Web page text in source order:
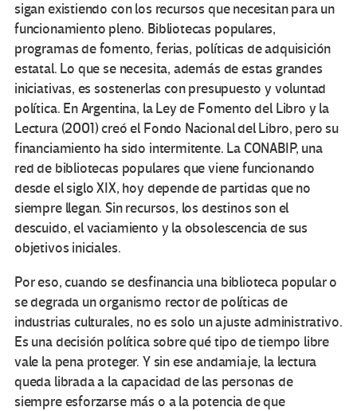
sigan existiendo con los recursos que necesitan para un
funcionamiento pleno. Bibliotecas populares,
programas de fomento, ferias, políticas de adquisición
estatal. Lo que se necesita, además de estas grandes
iniciativas, es sostenerlas con presupuesto y voluntad
política. En Argentina, la Ley de Fomento del Libro y la
Lectura (2001) creó el Fondo Nacional del Libro, pero su
financiamiento ha sido intermitente. La CONABIP, una
red de bibliotecas populares que viene funcionando
desde el siglo XIX, hoy depende de partidas que no
siempre llegan. Sin recursos, los destinos son el
descuido, el vaciamiento y la obsolescencia de sus
objetivos iniciales.
Por eso, cuando se desfinancia una biblioteca popular o
se degrada un organismo rector de políticas de
industrias culturales, no es solo un ajuste administrativo.
Es una decisión política sobre qué tipo de tiempo libre
vale la pena proteger. Y sin ese andamiaje, la lectura
queda librada a la capacidad de las personas de
siempre esforzarse más o a la potencia de que